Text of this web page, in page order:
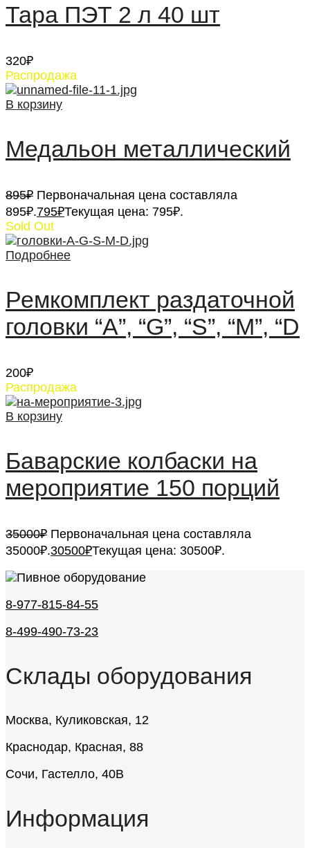
Тара ПЭТ 2 л 40 шт
320₽
Распродажа
В корзину
Медальон металлический
895₽ Первоначальная цена составляла
895₽.795₽Текущая цена: 795₽.
Sold Out
Подробнее
Ремкомплект раздаточной
головки “А”, “G”, “S”, “M”, “D
200₽
Распродажа
В корзину
Баварские колбаски на
мероприятие 150 порций
35000₽ Первоначальная цена составляла
35000₽.30500₽Текущая цена: 30500₽.
8-977-815-84-55
8-499-490-73-23
Склады оборудования
Москва, Куликовская, 12
Краснодар, Красная, 88
Сочи, Гастелло, 40В
Информация